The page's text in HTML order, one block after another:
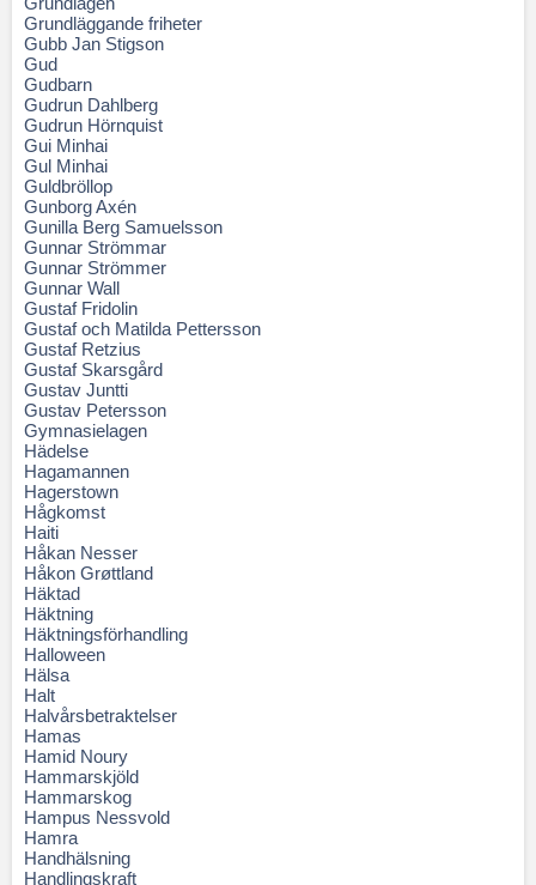
Grundläggande friheter
Gubb Jan Stigson
Gud
Gudbarn
Gudrun Dahlberg
Gudrun Hörnquist
Gui Minhai
Gul Minhai
Guldbröllop
Gunborg Axén
Gunilla Berg Samuelsson
Gunnar Strömmar
Gunnar Strömmer
Gunnar Wall
Gustaf Fridolin
Gustaf och Matilda Pettersson
Gustaf Retzius
Gustaf Skarsgård
Gustav Juntti
Gustav Petersson
Gymnasielagen
Hädelse
Hagamannen
Hagerstown
Hågkomst
Haiti
Håkan Nesser
Håkon Grøttland
Häktad
Häktning
Häktningsförhandling
Halloween
Hälsa
Halt
Halvårsbetraktelser
Hamas
Hamid Noury
Hammarskjöld
Hammarskog
Hampus Nessvold
Hamra
Handhälsning
Handlingskraft